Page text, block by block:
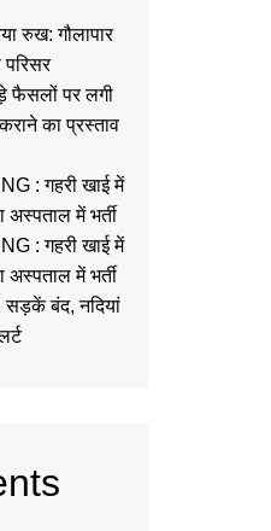
रुख: गौलापार
परिसर
फैसलों पर लगी
का प्रस्ताव
: गहरी खाई में
अस्पताल में भर्ती
: गहरी खाई में
अस्पताल में भर्ती
सड़कें बंद, नदियां